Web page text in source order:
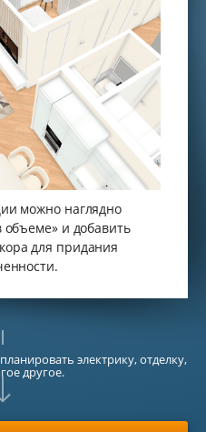
можно наглядно
объеме» и добавить
для придания
электрику, отделку,
другое.